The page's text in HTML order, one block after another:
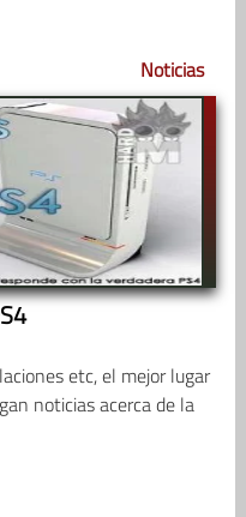
Noticias
etc, el mejor lugar
noticias acerca de la